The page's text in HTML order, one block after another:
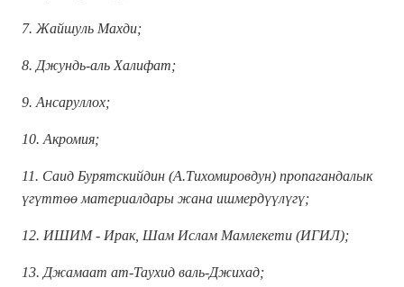
7. Жайшуль Махди;
8. Джундь-аль Халифат;
9. Ансаруллох;
10. Акромия;
11. Саид Бурятскийдин (А.Тихомировдун) пропагандалык
үгүттөө материалдары жана ишмердүүлүгү;
12. ИШИМ - Ирак, Шам Ислам Мамлекети (ИГИЛ);
13. Джамаат ат-Таухид валь-Джихад;